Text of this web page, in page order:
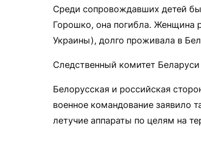
Среди сопровождавших детей
Горошко, она погибла. Женщина
Украины), долго проживала в
Следственный комитет
Белорусская и российская
военное командование заявило
летучие аппараты по целям на